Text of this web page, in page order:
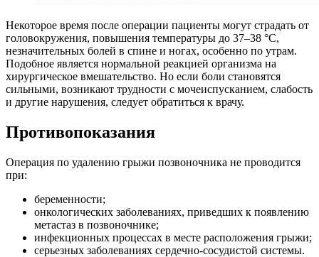
Некоторое время после операции пациенты могут страдать от
головокружения, повышения температуры до 37–38 °С,
незначительных болей в спине и ногах, особенно по утрам.
Подобное является нормальной реакцией организма на
хирургическое вмешательство. Но если боли становятся
сильными, возникают трудности с мочеиспусканием, слабость
и другие нарушения, следует обратиться к врачу.
Противопоказания
Операция по удалению грыжи позвоночника не проводится
при:
беременности;
онкологических заболеваниях, приведших к появлению
метастаз в позвоночнике;
инфекционных процессах в месте расположения грыжи;
серьезных заболеваниях сердечно-сосудистой системы.